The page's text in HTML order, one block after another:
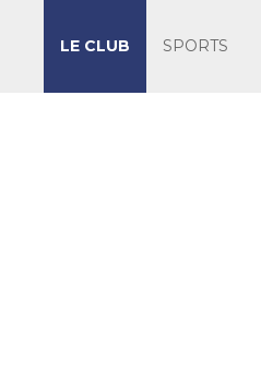
LE CLUB SPORTS